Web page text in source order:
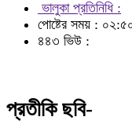
ভালুকা প্রতিনিধি :
পোষ্টের সময় :
৪৪৩ ভিউ :
প্রতীকি ছবি-